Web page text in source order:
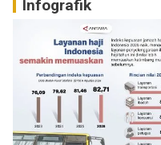
Infografik